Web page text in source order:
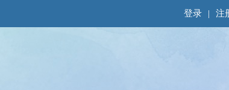
登录 | 注